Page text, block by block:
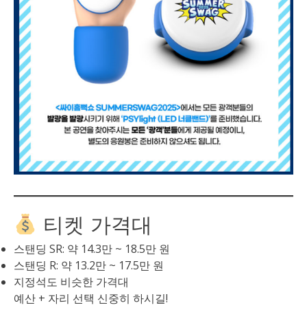
티켓 가격대
스탠딩 SR: 약 14.3만 ~ 18.5만 원
스탠딩 R: 약 13.2만 ~ 17.5만 원
지정석도 비슷한 가격대
예산 + 자리 선택 신중히 하시길!